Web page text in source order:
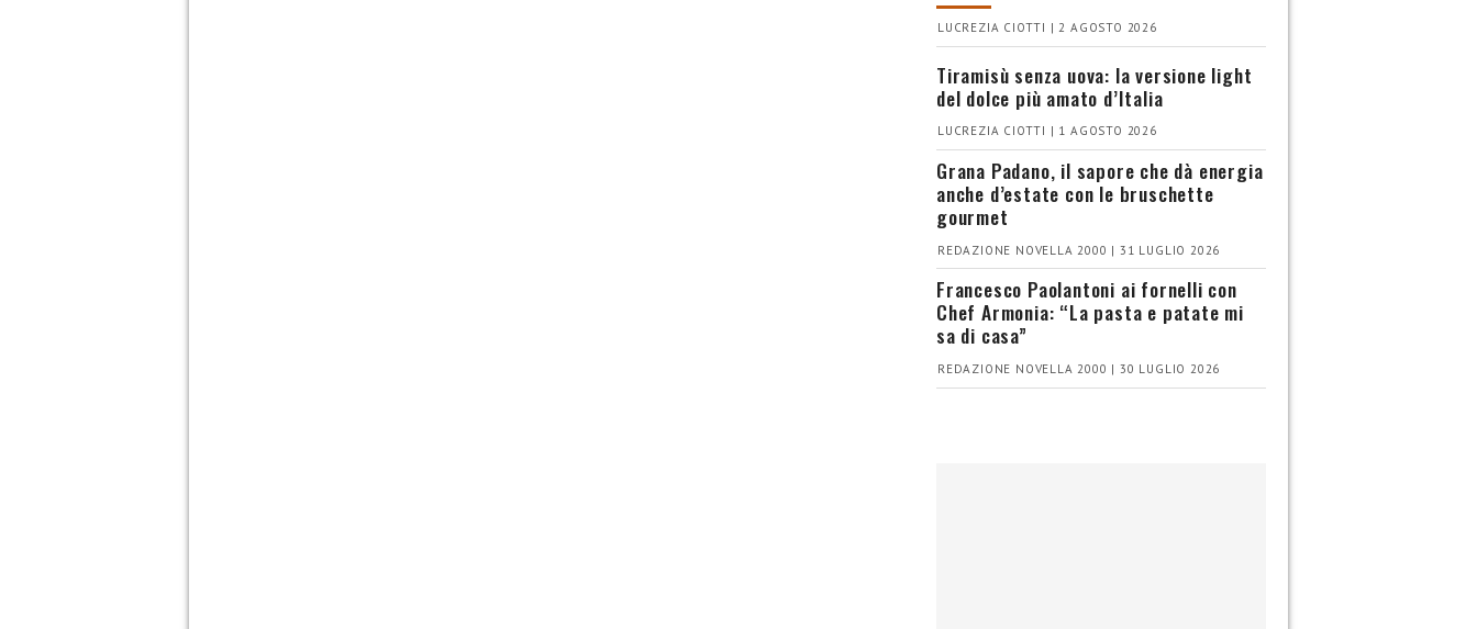
LUCREZIA CIOTTI | 2 AGOSTO 2026
Tiramisù senza uova: la versione light
del dolce più amato d’Italia
LUCREZIA CIOTTI | 1 AGOSTO 2026
Grana Padano, il sapore che dà energia
anche d’estate con le bruschette
gourmet
REDAZIONE NOVELLA 2000 | 31 LUGLIO 2026
Francesco Paolantoni ai fornelli con
Chef Armonia: “La pasta e patate mi
sa di casa”
REDAZIONE NOVELLA 2000 | 30 LUGLIO 2026